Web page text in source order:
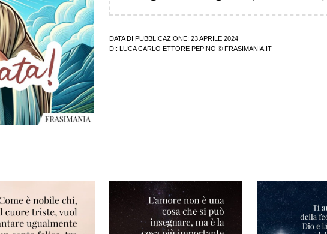
DATA DI PUBBLICAZIONE: 23 APRILE 2024
DI:
LUCA CARLO ETTORE PEPINO © FRASIMANIA.IT